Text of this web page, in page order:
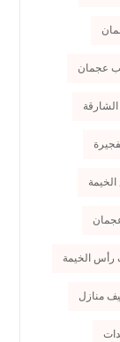
عجمان
رأس الخيمة
منازل